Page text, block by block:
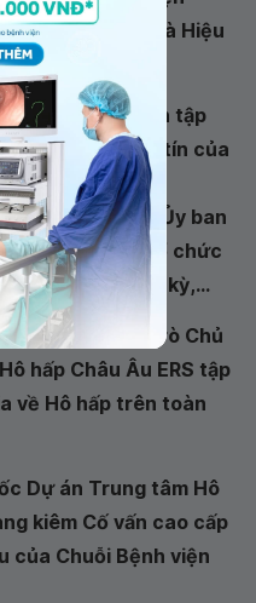
đồng thời là Hiệu
khoa Corse.
phụ trách Biên tập
ngành uy tín của
– European
biên), ủy viên Ủy ban
Pháp CNRS, Tổ chức
Tim mạch Hoa kỳ,...
đảm nhiệm vai trò Chủ
hấp Châu Âu ERS tập
về Hô hấp trên toàn
Dự án Trung tâm Hô
kiêm Cố vấn cao cấp
của Chuỗi Bệnh viện